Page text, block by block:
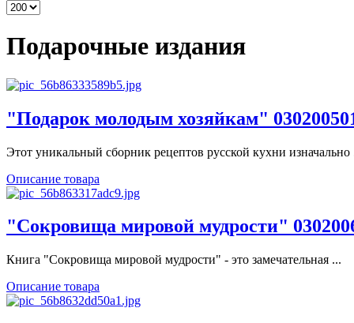
Подарочные издания
"Подарок молодым хозяйкам"
Этот уникальный сборник рецептов русской кухни изначально
Описание товара
"Сокровища мировой мудрости"
Книга "Сокровища мировой мудрости" - это замечательная ...
Описание товара